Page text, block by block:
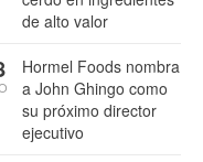
de alto valor
Hormel Foods nombra
a John Ghingo como
su próximo director
ejecutivo